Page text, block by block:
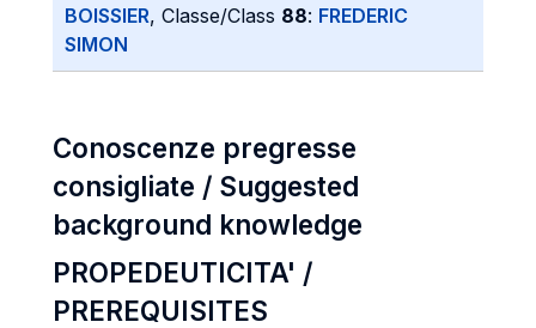
BOISSIER, Classe/Class 88: FREDERIC
SIMON
Conoscenze pregresse
consigliate / Suggested
background knowledge
PROPEDEUTICITA' /
PREREQUISITES